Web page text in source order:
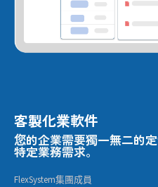
客製化業軟件
您的企業需要獨一無二的
特定業務需求。
FlexSystem集團成員